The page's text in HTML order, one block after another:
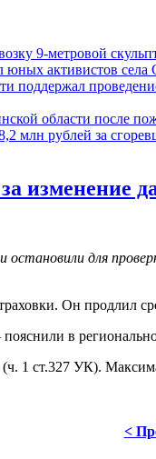
9-метровой
юных активистов
поддержал
области после
млн рублей за
изменение
остановили для
Он продлил
пояснили в
1 ст.327 УК).
<